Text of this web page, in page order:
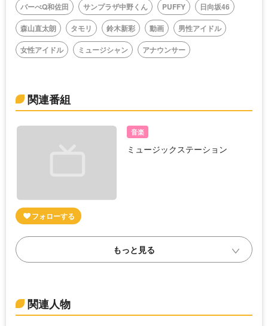
バーべQ和佐田
サンプラザ中野くん PUFFY
日向坂46
森山直太朗
タモリ 鈴木新彩 動画
男性アイドル
女性アイドル
ミュージシャン アナウンサー
関連番組
音楽
ミュージックステーション
関連人物